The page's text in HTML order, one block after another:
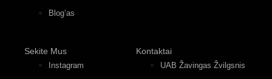
Blog’as
Sekite Mus
Instagram
Kontaktai
UAB Žavingas Žvilgsnis